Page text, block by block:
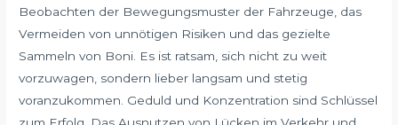
Beobachten der Bewegungsmuster der Fahrzeuge, das
Vermeiden von unnötigen Risiken und das gezielte
Sammeln von Boni. Es ist ratsam, sich nicht zu weit
vorzuwagen, sondern lieber langsam und stetig
voranzukommen. Geduld und Konzentration sind Schlüssel